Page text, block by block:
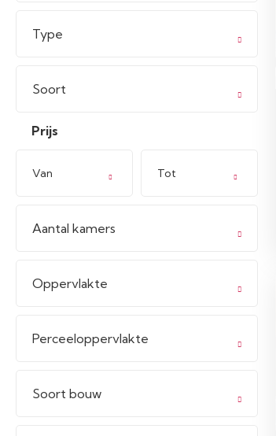
Type
Soort
Van Tot
Prijs
Aantal kamers
Oppervlakte
Perceeloppervlakte
Soort bouw